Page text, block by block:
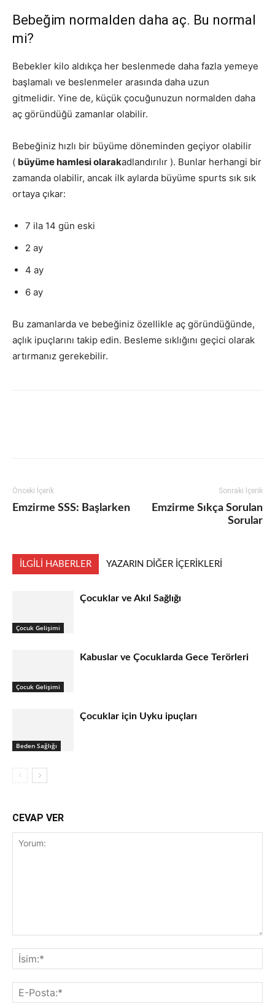
Bebeğim normalden daha aç. Bu normal
mi?
Bebekler kilo aldıkça her beslenmede daha fazla yemeye
başlamalı ve beslenmeler arasında daha uzun
gitmelidir. Yine de, küçük çocuğunuzun normalden daha
aç göründüğü zamanlar olabilir.
Bebeğiniz hızlı bir büyüme döneminden geçiyor olabilir
( büyüme hamlesi olarakadlandırılır ). Bunlar herhangi bir
zamanda olabilir, ancak ilk aylarda büyüme spurts sık sık
ortaya çıkar:
7 ila 14 gün eski
2 ay
4 ay
6 ay
Bu zamanlarda ve bebeğiniz özellikle aç göründüğünde,
açlık ipuçlarını takip edin. Besleme sıklığını geçici olarak
artırmanız gerekebilir.
Önceki İçerik
Emzirme SSS: Başlarken
Sonraki İçerik
Emzirme Sıkça Sorulan
Sorular
İLGILI HABERLER YAZARIN DIĞER İÇERIKLERI
Çocuk Gelişimi
Çocuklar ve Akıl Sağlığı
Çocuk Gelişimi
Kabuslar ve Çocuklarda Gece Terörleri
Beden Sağlığı
Çocuklar için Uyku ipuçları
CEVAP VER